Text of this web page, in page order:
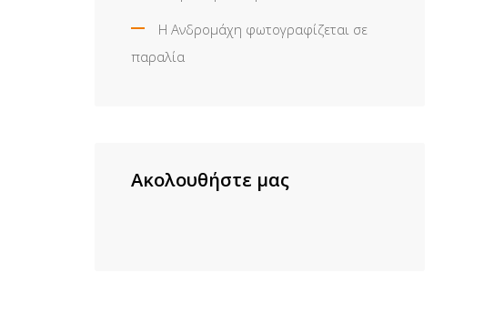
Η Ανδρομάχη φωτογραφίζεται σε
παραλία
Ακολουθήστε μας